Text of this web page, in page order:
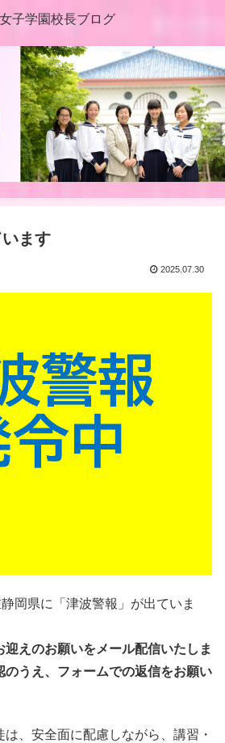
子学園校長ブログ
ます
2025.07.30
岡県に「津波警報」が出ていま
えのお願いをメール配信いたしま
のうえ、フォームでの返信をお願い
、安全面に配慮しながら、講習・